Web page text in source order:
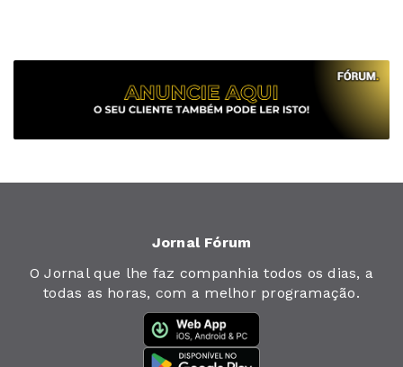
Jornal Fórum
O Jornal que lhe faz companhia todos os dias, a
todas as horas, com a melhor programação.